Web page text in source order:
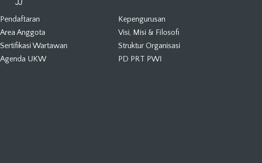
Pendaftaran
Area Anggota
Sertifikasi Wartawan
Agenda UKW
Kepengurusan
Visi, Misi & Filosofi
Struktur Organisasi
PD PRT PWI